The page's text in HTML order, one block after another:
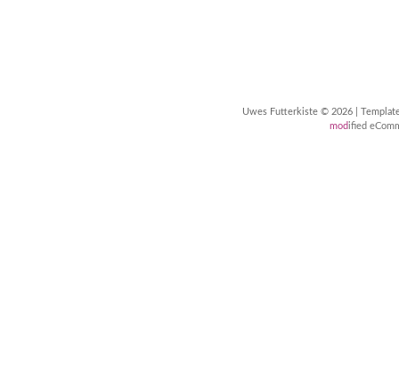
Uwes Futterkiste © 2026 |
modified